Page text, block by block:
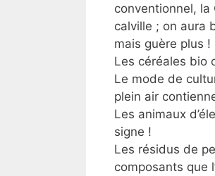
conventionnel,
calville ; on aura
mais guère plus !
Les céréales bio
Le mode de
plein air
Les animaux
signe !
Les résidus de
composants que